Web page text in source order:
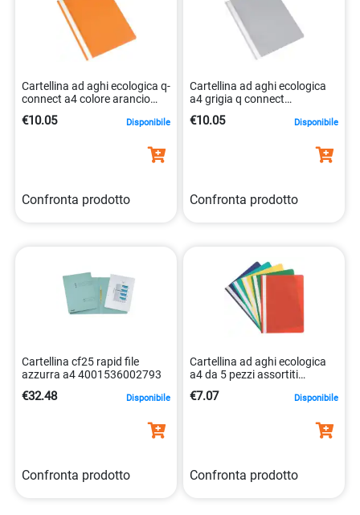
Cartellina ad aghi ecologica q-
connect a4 colore arancio
€10.05 Disponibile
Confronta prodotto
Cartellina ad aghi ecologica
a4 grigia q connect
€10.05 Disponibile
Confronta prodotto
Cartellina cf25 rapid file
azzurra a4 4001536002793
€32.48 Disponibile
Confronta prodotto
Cartellina ad aghi ecologica
a4 da 5 pezzi assortiti
€7.07 Disponibile
Confronta prodotto